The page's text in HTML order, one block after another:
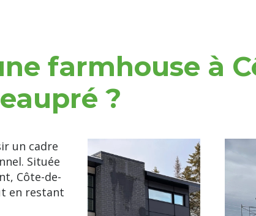
farmhouse à
?
un cadre
Située
Côte-de-
en restant